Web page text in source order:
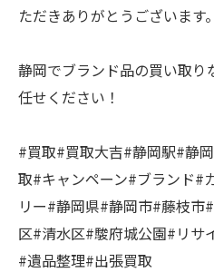
ただきありがとうございます。
静岡でブランド品の買い取
任せください！
#買取#買取大吉#静岡駅#静
取#キャンペーン#ブランド#
リー#静岡県#静岡市#藤枝
区#清水区#駿府城公園#リサ
#遺品整理#出張買取